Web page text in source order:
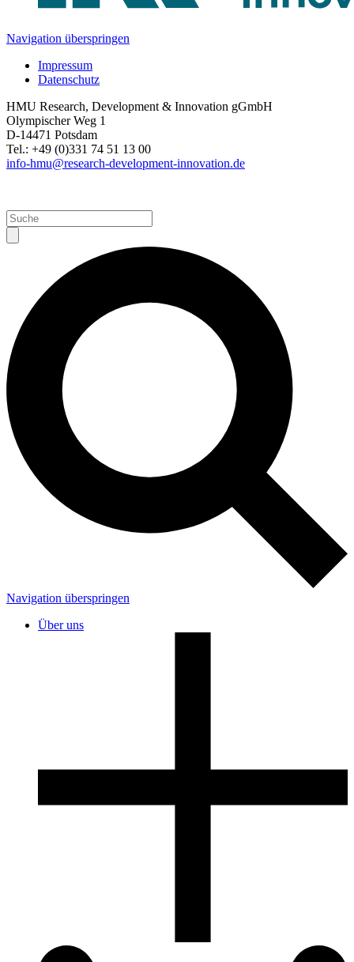
Navigation überspringen
Impressum
Datenschutz
HMU Research, Development & Innovation gGmbH
Olympischer Weg 1
D-14471 Potsdam
Tel.: +49 (0)331 74 51 13 00
info-hmu@research-development-innovation.de
Navigation überspringen
Über uns